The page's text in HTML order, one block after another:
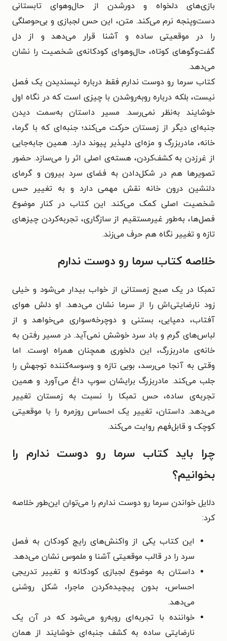
بازی‌های دلخواه و دورشدن از حال‌وهوای تابستانی
دست‌وپنجه نرم می‌کند. متن، این حس لجبازی و بی‌حوصلگی
را در موقعیتی ساده و آشنا قرار می‌دهد و از دل
گفت‌وگوهای کوتاه، حال‌وهوای کودکانه‌ی شخصیت را نشان
می‌دهد.
کتاب سرما رو دوست ندارم فقط درباره نپسندیدن یک فصل
نیست، بلکه درباره روبه‌روشدن با چیزی است که در نگاه اول
خوشایند به‌نظر نمی‌رسد. مسیر داستان به‌سمت دیدن
جنبه‌ای دیگر از زمستان حرکت می‌کند؛ جنبه‌ای که با گرما،
خانه، مادربزرگ و مزه‌ای دلپذیر پیوند دارد. همین جابه‌جایی
از غرزدن به کشف‌کردن، هسته‌ی اصلی اثر را می‌سازد. حضور
تصویرها هم در شکل‌دادن به فضای سرد بیرون و گرمای
دلنشین درون خانه نقش مهمی دارد و به تغییر حس
شخصیت اصلی کمک می‌کند. این کتاب در کنار موضوع
فصل‌ها، به‌طور غیرمستقیم از سازگاری، تجربه‌کردن چیزهای
تازه و تغییر نگاه هم حرف می‌زند.
خلاصه کتاب سرما رو دوست ندارم
تمبکا در یک صبح زمستانی از خواب بیدار می‌شود و خیلی
زود نارضایتی‌اش را از سرما نشان می‌دهد. او دلش هوای
آفتاب، دمپایی، بستنی و دوچرخه‌سواری می‌خواهد و از
لباس‌های گرم و باد سرد خوشش نمی‌آید. در مسیر رفتن به
خانه‌ی مادربزرگ، این دلخوری همچنان همراه اوست. اما
وقتی به آنجا می‌رسد، بویی تازه و وسوسه‌کننده توجهش را
جلب می‌کند. مادربزرگ برایشان سوپ داغ می‌آورد و همین
تجربه‌ی ساده، حس تمبکا را نسبت به زمستان تغییر
می‌دهد. داستان، تغییر یک احساس روزمره را با موقعیتی
کوچک و قابل‌فهم روایت می‌کند.
چرا باید کتاب سرما رو دوست ندارم را
بخوانیم؟
دلایل خواندن سرما رو دوست ندارم را می‌توان این‌طور خلاصه
کرد:
این کتاب یکی از واکنش‌های رایج کودکان به فصل
سرد را در قالب موقعیتی آشنا و ملموس نشان می‌دهد.
داستان به موضوع لجبازی کودکانه و تغییر تدریجی
احساس، بدون پیچیده‌کردن ماجرا، شکل روشنی
می‌دهد.
خواننده با تجربه‌ای روبه‌رو می‌شود که در آن یک
نارضایتی ساده به کشف جنبه‌ای خوشایند از همان